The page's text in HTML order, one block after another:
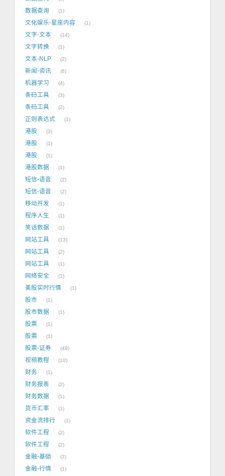
数据查询 1
文化娱乐-星座内容 1
文字-文本 14
文字转换 1
文本-NLP 2
新闻-资讯 6
机器学习 4
条码工具 3
条码工具 2
正则表达式 1
港股 3
港股 1
港股 1
港股数据 1
短信-语音 2
短信-语音 2
移动开发 1
程序人生 1
笑话数据 1
网站工具 13
网站工具 2
网站工具 1
网络安全 1
美股实时行情 1
股市 1
股市数据 1
股票 1
股票 1
股票-证券 49
视频教程 10
财务 1
财务报表 2
财务数据 1
货币汇率 1
资金流排行 1
软件工程 2
软件工程 2
金融-基础 2
金融-行情 1